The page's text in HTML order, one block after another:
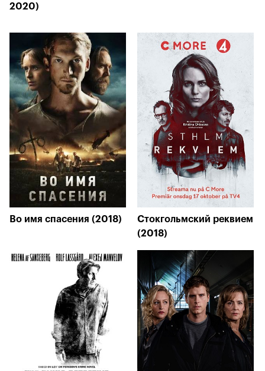
2020)
Во имя спасения (2018)
Стокгольмский реквием
(2018)